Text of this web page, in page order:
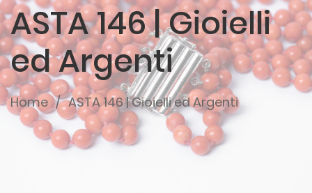
ASTA 146 | Gioielli
ed Argenti
Home ASTA 146 | Gioielli ed Argenti